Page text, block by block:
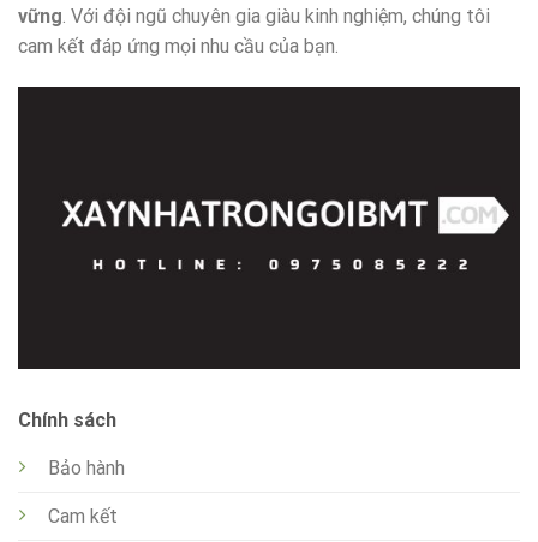
Chính sách
Bảo hành
Cam kết
vững. Với đội ngũ chuyên gia giàu kinh nghiệm, chúng tôi
cam kết đáp ứng mọi nhu cầu của bạn.